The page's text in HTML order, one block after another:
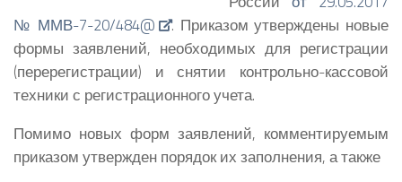
№ ММВ-7-20/484@
. Приказом утверждены новые
формы заявлений, необходимых для регистрации
(перерегистрации) и снятии контрольно-кассовой
техники с регистрационного учета.
Помимо новых форм заявлений, комментируемым
приказом утвержден порядок их заполнения, а также